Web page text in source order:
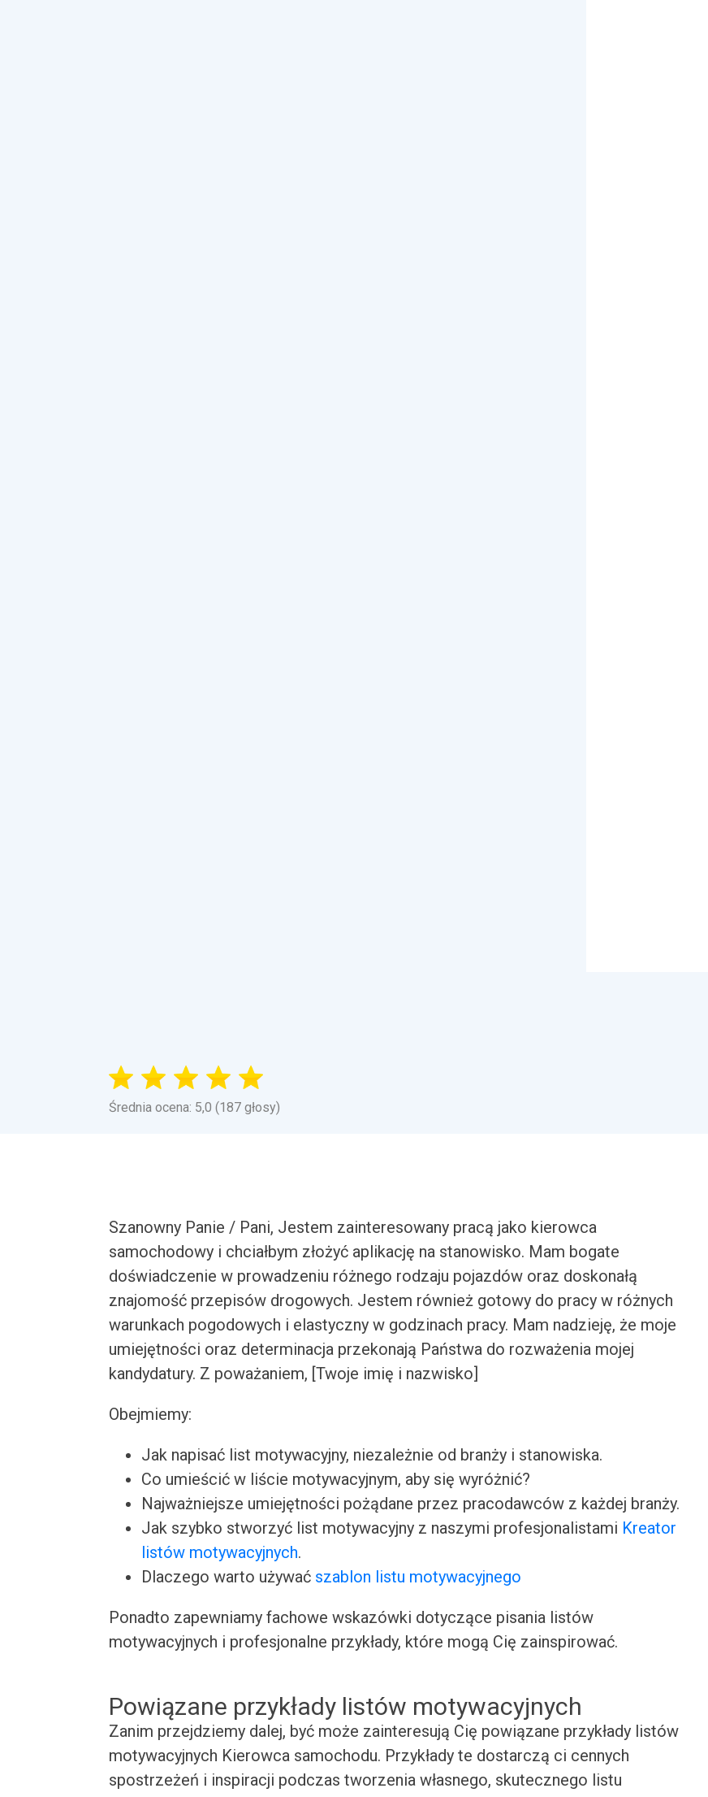
Średnia ocena: 5,0 (187 głosy)
Szanowny Panie / Pani, Jestem zainteresowany pracą jako kierowca
samochodowy i chciałbym złożyć aplikację na stanowisko. Mam bogate
doświadczenie w prowadzeniu różnego rodzaju pojazdów oraz doskonałą
znajomość przepisów drogowych. Jestem również gotowy do pracy w różnych
warunkach pogodowych i elastyczny w godzinach pracy. Mam nadzieję, że moje
umiejętności oraz determinacja przekonają Państwa do rozważenia mojej
kandydatury. Z poważaniem, [Twoje imię i nazwisko]
Obejmiemy:
Jak napisać list motywacyjny, niezależnie od branży i stanowiska.
Co umieścić w liście motywacyjnym, aby się wyróżnić?
Najważniejsze umiejętności pożądane przez pracodawców z każdej branży.
Jak szybko stworzyć list motywacyjny z naszymi profesjonalistami Kreator
listów motywacyjnych.
Dlaczego warto używać szablon listu motywacyjnego
Ponadto zapewniamy fachowe wskazówki dotyczące pisania listów
motywacyjnych i profesjonalne przykłady, które mogą Cię zainspirować.
Powiązane przykłady listów motywacyjnych
Zanim przejdziemy dalej, być może zainteresują Cię powiązane przykłady listów
motywacyjnych Kierowca samochodu. Przykłady te dostarczą ci cennych
spostrzeżeń i inspiracji podczas tworzenia własnego, skutecznego listu